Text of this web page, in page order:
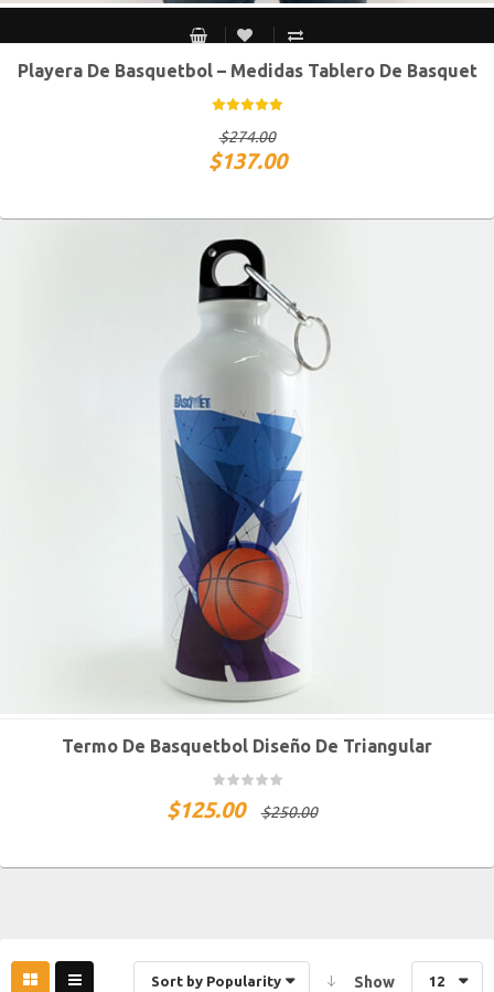
CH G XG
Playera De Basquetbol – Medidas Tablero De Basquet
$274.00
$137.00
Termo De Basquetbol Diseño De Triangular
$250.00
$125.00
Sort by Popularity Show 12